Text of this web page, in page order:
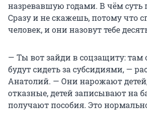
назревавшую годами. В чём суть
Сразу и не скажешь, потому что
человек, и они назовут тебе
— Ты вот зайди в соцзащиту: там
будут сидеть за субсидиями, —
Анатолий. — Они нарожают
отказные, детей записывают на
получают пособия. Это